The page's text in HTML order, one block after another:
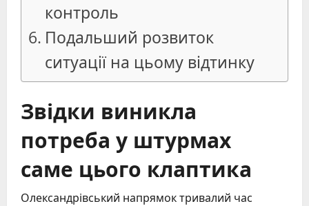
контроль
Подальший розвиток
ситуації на цьому відтинку
Звідки виникла
потреба у штурмах
саме цього клаптика
Олександрівський напрямок тривалий час